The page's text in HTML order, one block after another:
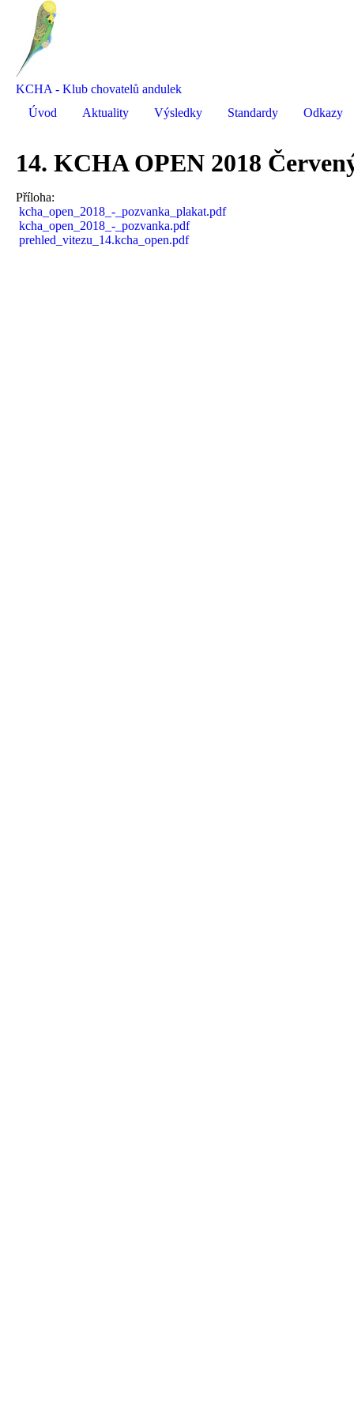
KCHA - Klub chovatelů andulek
Úvod
Aktuality Výsledky Standardy Odkazy
14. KCHA OPEN 2018
Příloha:
kcha_open_2018_-_pozvanka_plakat.pdf
kcha_open_2018_-_pozvanka.pdf
prehled_vitezu_14.kcha_open.pdf